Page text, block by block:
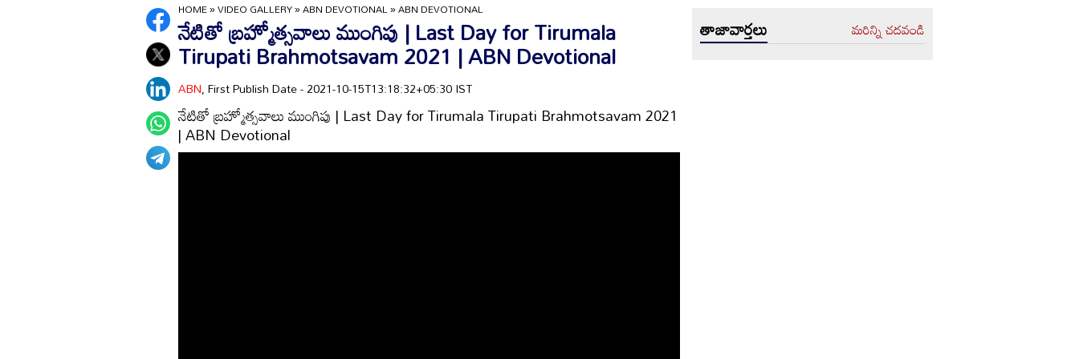
HOME»VIDEO GALLERY»ABN DEVOTIONAL»ABN DEVOTIONAL
నేటితో బ్రహ్మోత్సవాలు ముంగిపు | Last Day for Tirumala
Tirupati Brahmotsavam 2021 | ABN Devotional
ABN, First Publish Date - 2021-10-15T13:18:32+05:30 IST
నేటితో బ్రహ్మోత్సవాలు ముంగిపు | Last Day for Tirumala Tirupati Brahmotsavam 2021
| ABN Devotional
తాజావార్తలు మరిన్ని చదవండి